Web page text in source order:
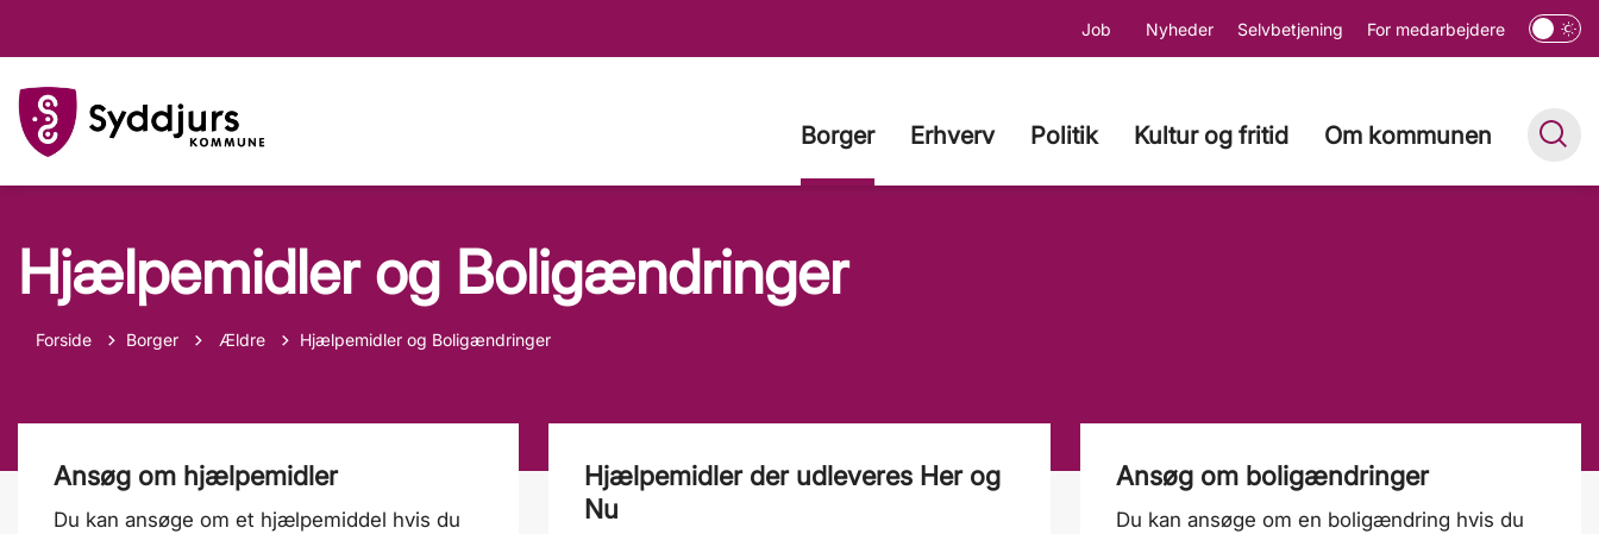
Job Nyheder Selvbetjening For medarbejdere
Borger Erhverv Politik Kultur og fritid Om kommunen
Hjælpemidler og Boligændringer
Forside Borger Tilbage til
Ældre Hjælpemidler og Boligændringer
Ansøg om hjælpemidler
Du kan ansøge om et hjælpemiddel hvis du
Hjælpemidler der udleveres Her og
Nu
Ansøg om boligændringer
Du kan ansøge om en boligændring hvis du